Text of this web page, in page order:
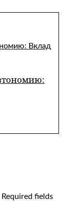
Required fields